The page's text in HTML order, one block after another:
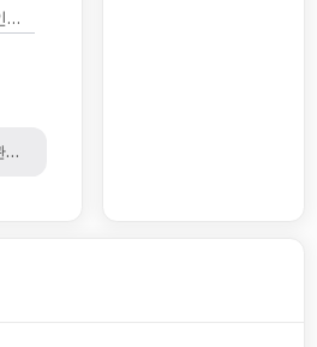
경기도 용인시 기흥구 언동로 53-11 빛샘전자 (청덕동)
명, 광통신, 통신기기, 솔더